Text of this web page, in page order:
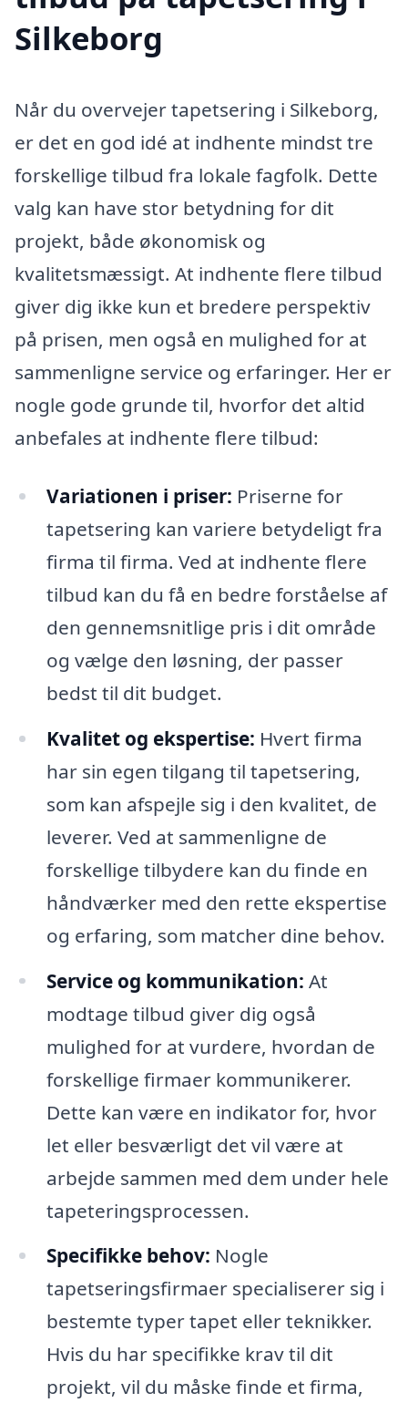
Silkeborg
Når du overvejer tapetsering i Silkeborg,
er det en god idé at indhente mindst tre
forskellige tilbud fra lokale fagfolk. Dette
valg kan have stor betydning for dit
projekt, både økonomisk og
kvalitetsmæssigt. At indhente flere tilbud
giver dig ikke kun et bredere perspektiv
på prisen, men også en mulighed for at
sammenligne service og erfaringer. Her er
nogle gode grunde til, hvorfor det altid
anbefales at indhente flere tilbud:
Variationen i priser: Priserne for
tapetsering kan variere betydeligt fra
firma til firma. Ved at indhente flere
tilbud kan du få en bedre forståelse af
den gennemsnitlige pris i dit område
og vælge den løsning, der passer
bedst til dit budget.
Kvalitet og ekspertise: Hvert firma
har sin egen tilgang til tapetsering,
som kan afspejle sig i den kvalitet, de
leverer. Ved at sammenligne de
forskellige tilbydere kan du finde en
håndværker med den rette ekspertise
og erfaring, som matcher dine behov.
Service og kommunikation: At
modtage tilbud giver dig også
mulighed for at vurdere, hvordan de
forskellige firmaer kommunikerer.
Dette kan være en indikator for, hvor
let eller besværligt det vil være at
arbejde sammen med dem under hele
tapeteringsprocessen.
Specifikke behov: Nogle
tapetseringsfirmaer specialiserer sig i
bestemte typer tapet eller teknikker.
Hvis du har specifikke krav til dit
projekt, vil du måske finde et firma,